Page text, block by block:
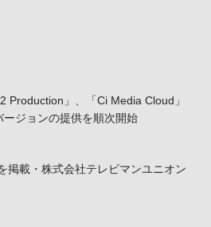
Production」、「Ci Media Cloud」
ジョンの提供を順次開始
掲載・株式会社テレビマンユニオン